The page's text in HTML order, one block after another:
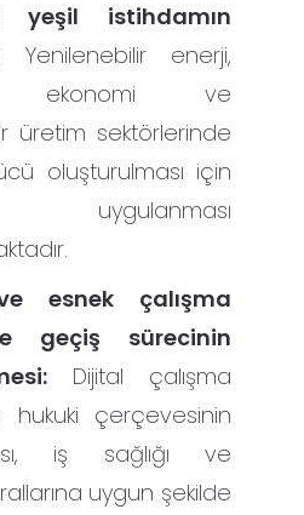
istihdamın
Yenilenebilir enerji,
ekonomi ve
üretim sektörlerinde
oluşturulması için
uygulanması
esnek çalışma
geçiş sürecinin
Dijital çalışma
hukuki çerçevesinin
iş sağlığı ve
uygun şekilde